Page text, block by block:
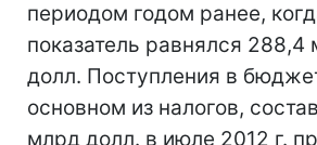
периодом годом ранее,
показатель равнялся 288,4
долл. Поступления в
основном из налогов,
млрд долл. в июле 2012 г.